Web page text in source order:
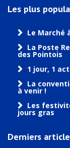
Les plus
Le Marché
La Poste
des Pointois
1 jour, 1
La
à venir !
Les
jours gras
Derniers